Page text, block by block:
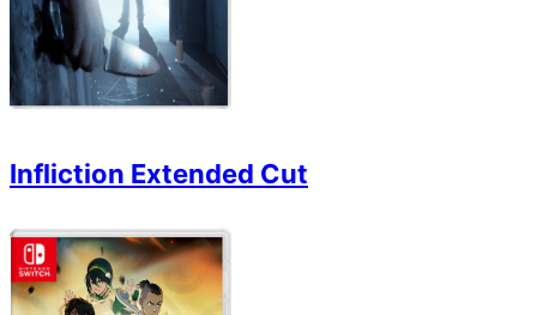
Infliction Extended Cut